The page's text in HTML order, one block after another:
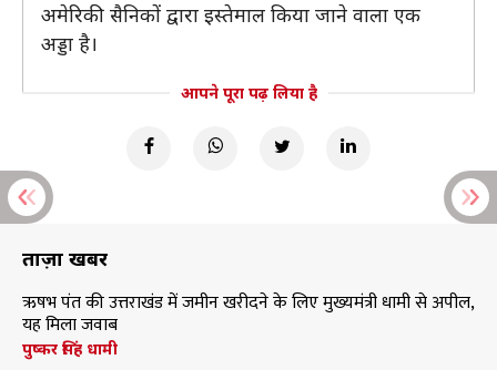
अमेरिकी सैनिकों द्वारा इस्तेमाल किया जाने वाला एक
अड्डा है।
आपने पूरा पढ़ लिया है
ताज़ा खबरें
ऋषभ पंत की उत्तराखंड में जमीन खरीदने के लिए मुख्यमंत्री धामी से अपील,
यह मिला जवाब
पुष्कर सिंह धामी